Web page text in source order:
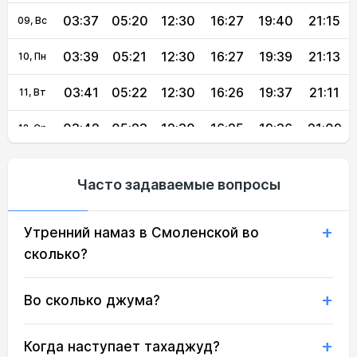
09, Вс 03:37 05:20 12:30 16:27 19:40 21:15
10, Пн 03:39 05:21 12:30 16:27 19:39 21:13
11, Вт 03:41 05:22 12:30 16:26 19:37 21:11
12, Ср 03:42 05:23 12:30 16:25 19:36 21:09
15, Сб 03:47 05:27 12:29 16:23 21:03
17, Пн 03:51 05:29 20:59
18, Вт 03:52 05:30 12:29 16:21 20:57
Часто задаваемые вопросы
Утренний намаз в Смоленской во
сколько?
Во сколько джума?
Когда наступает тахаджуд?